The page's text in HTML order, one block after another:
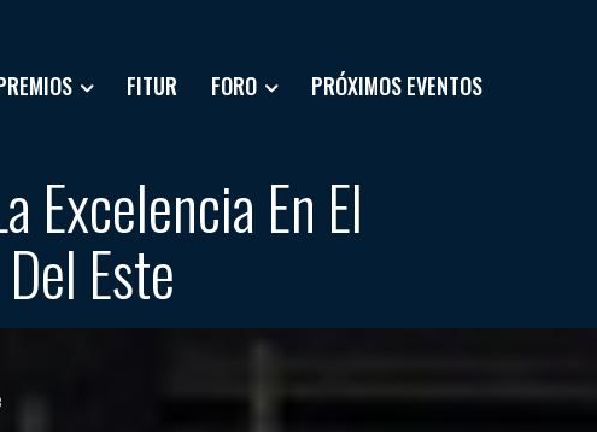
FITUR FORO PRÓXIMOS EVENTOS
Excelencia En El
Este